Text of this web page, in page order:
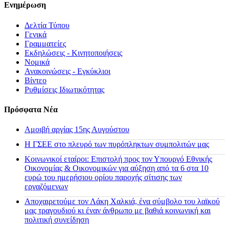
Ενημέρωση
Δελτία Τύπου
Γενικά
Γραμματείες
Εκδηλώσεις - Κινητοποιήσεις
Νομικά
Ανακοινώσεις - Εγκύκλιοι
Βίντεο
Ρυθμίσεις Ιδιωτικότητας
Πρόσφατα Νέα
Αμοιβή αργίας 15ης Αυγούστου
H ΓΣΕΕ στο πλευρό των πυρόπληκτων συμπολιτών μας
Κοινωνικοί εταίροι: Επιστολή προς τον Υπουργό Εθνικής
Οικονομίας & Οικονομικών για αύξηση από τα 6 στα 10
ευρώ του ημερήσιου ορίου παροχής σίτισης των
εργαζόμενων
Αποχαιρετούμε τον Λάκη Χαλκιά, ένα σύμβολο του λαϊκού
μας τραγουδιού κι έναν άνθρωπο με βαθιά κοινωνική και
πολιτική συνείδηση